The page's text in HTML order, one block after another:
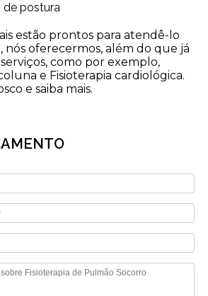
de postura
estão prontos para atendê-lo
oferecermos, além do que já
como por exemplo,
e Fisioterapia cardiológica.
e saiba mais.